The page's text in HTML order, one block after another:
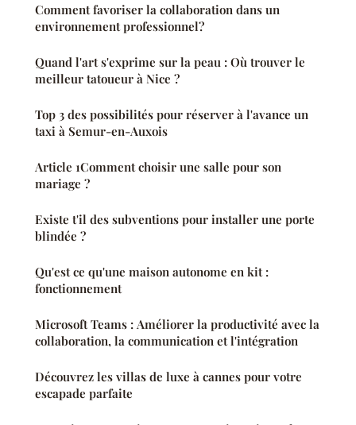
Comment favoriser la collaboration dans un
environnement professionnel?
Quand l'art s'exprime sur la peau : Où trouver le
meilleur tatoueur à Nice ?
Top 3 des possibilités pour réserver à l'avance un
taxi à Semur-en-Auxois
Article 1Comment choisir une salle pour son
mariage ?
Existe t'il des subventions pour installer une porte
blindée ?
Qu'est ce qu'une maison autonome en kit :
fonctionnement
Microsoft Teams : Améliorer la productivité avec la
collaboration, la communication et l'intégration
Découvrez les villas de luxe à cannes pour votre
escapade parfaite